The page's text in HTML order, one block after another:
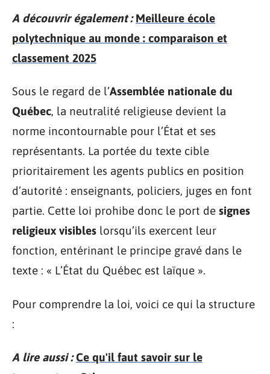
A découvrir également : Meilleure école
polytechnique au monde : comparaison et
classement 2025
Sous le regard de l’Assemblée nationale du
Québec, la neutralité religieuse devient la
norme incontournable pour l’État et ses
représentants. La portée du texte cible
prioritairement les agents publics en position
d’autorité : enseignants, policiers, juges en font
partie. Cette loi prohibe donc le port de signes
religieux visibles lorsqu’ils exercent leur
fonction, entérinant le principe gravé dans le
texte : « L’État du Québec est laïque ».
Pour comprendre la loi, voici ce qui la structure
:
A lire aussi : Ce qu'il faut savoir sur le